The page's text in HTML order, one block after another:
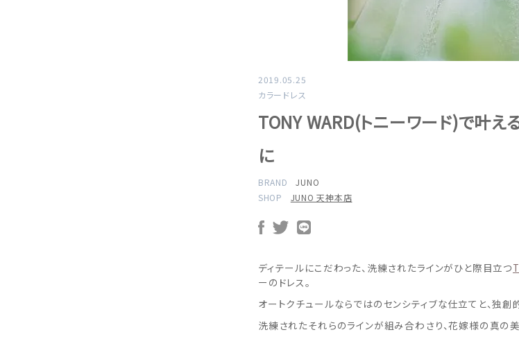
2019.05.25
カラードレス
TONY WARD(トニーワード)で叶え
に
BRAND
JUNO
SHOP
JUNO 天神本店
ディテールにこだわった、洗練されたラインがひと際目立つ
ーのドレス。
オートクチュールならではのセンシティブな仕立てと、独
洗練されたそれらのラインが組み合わさり、花嫁様の真の美